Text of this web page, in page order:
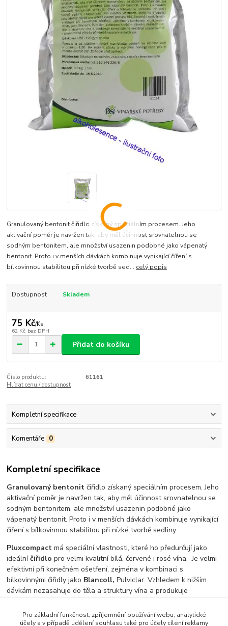
Granulovaný bentonit čiřidlo získaný speciálním procesem. Jeho
aktivační poměr je navržen tak, aby měl účinnost srovnatelnou se
sodným bentonitem, ale množství usazenin podobné jako vápenatý
bentonit. Proto i v menších dávkách kombinuje vynikající číření s
bílkovinnou stabilitou při nízké tvorbě sed... celý popis
Dostupnost Skladem
75 Kč/Ks
62 Kč bez DPH
Přidat do košíku
Číslo produktu:
61161
Hlídat cenu / dostupnost
Kompletní specifikace
Komentáře 0
Kompletní specifikace
Granulovaný bentonitčiřidlo získaný speciálním procesem. Jeho
aktivační poměr je navržen tak, aby měl účinnost srovnatelnou se
sodným bentonitem, ale množství usazenin podobné jako
vápenatý bentonit. Proto i v menších dávkách kombinuje vynikající
číření s bílkovinnou stabilitou při nízké tvorbě sedliny.
Pluxcompact má speciální vlastnosti, které ho předurčují jako
ideálníčiřidlo pro velmi kvalitní bílá, červené i rosé vína. Je velmi
efektivní při konečném ošetření, zejména v kombinaci s
bílkovinnými čiřidly jako Blancoll, Pulviclar. Vzhledem k nižším
dávkám nezasahuje do těla a struktury vína a produkuje
výrobě vysoce kvalitních vín.
Pro základní funkčnost, zpříjemnění používání webu, analytické
účely a v případě udělení souhlasu také pro účely cílení reklamy